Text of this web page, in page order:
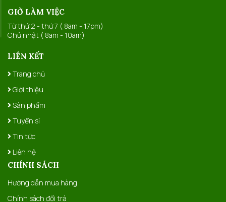
GIỜ LÀM VIỆC
Từ thứ 2 - thứ 7 ( 8am - 17pm)
Chủ nhật ( 8am - 10am)
LIÊN KẾT
Trang chủ
Giới thiệu
Sản phẩm
Tuyển sỉ
Tin tức
Liên hệ
CHÍNH SÁCH
Hướng dẫn mua hàng
Chính sách đổi trả